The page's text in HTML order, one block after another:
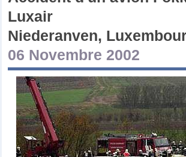
Luxair
Niederanven,
06 Novembre 2002